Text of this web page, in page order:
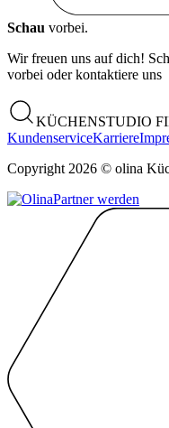
Schau vorbei.
Wir freuen uns auf dich!
vorbei oder kontaktiere uns
KÜCHENSTUDIO
KundenserviceKarriere
Copyright 2026 © olina
Partner werden